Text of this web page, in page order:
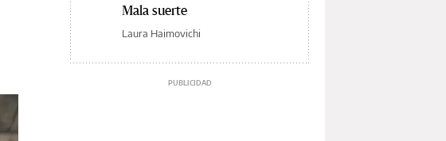
Mala suerte
Laura Haimovichi